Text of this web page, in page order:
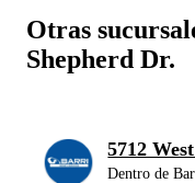
Otras
Shepherd Dr.
5712
Dentro de